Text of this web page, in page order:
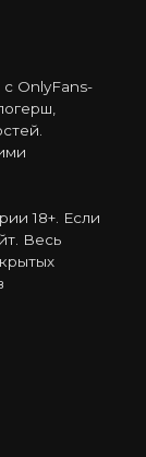
OnlyFans-
18+. Если
Весь